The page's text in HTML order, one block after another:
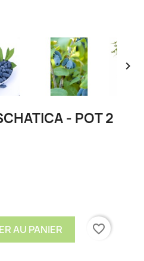

- POT 2
AU PANIER
favorite_border